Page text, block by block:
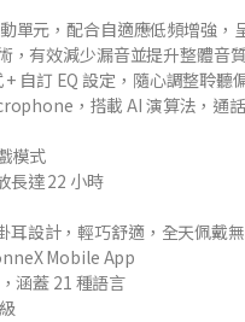
單元，配合自適應低頻增強，
，有效減少漏音並提升整體音質
+ 自訂 EQ 設定，隨心調整聆聽
，搭載 AI 演算法，通
模式
長達 22 小時
耳設計，輕巧舒適，全天佩戴
Mobile App
涵蓋 21 種語言